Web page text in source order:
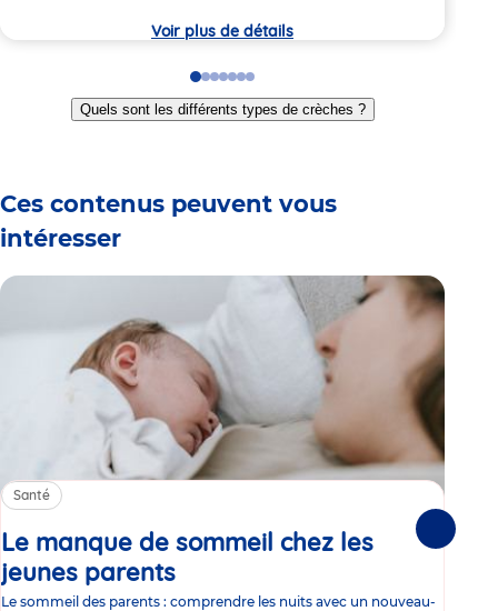
Voir plus de détails
Go
to
slide
Go
to
slide
Go
to
slide
Go
to
slide
Go
to
slide
Go
to
slide
Go
to
slide
Quels sont les différents types de crèches ?
Ces contenus peuvent vous
intéresser
Santé
Le manque de sommeil chez les
jeunes parents
Le sommeil des parents : comprendre les nuits avec un nouveau-